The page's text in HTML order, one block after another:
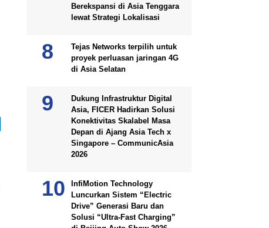
Berekspansi di Asia Tenggara
lewat Strategi Lokalisasi
Tejas Networks terpilih untuk
proyek perluasan jaringan 4G
di Asia Selatan
Dukung Infrastruktur Digital
Asia, FICER Hadirkan Solusi
Konektivitas Skalabel Masa
Depan di Ajang Asia Tech x
Singapore – CommunicAsia
2026
InfiMotion Technology
Luncurkan Sistem “Electric
Drive” Generasi Baru dan
Solusi “Ultra-Fast Charging”